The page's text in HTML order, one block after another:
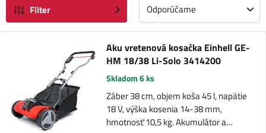
Filter Odporúčame
Aku vretenová kosačka Einhell GE-
HM 18/38 Li-Solo 3414200
Skladom 6 ks
Záber 38 cm, objem koša 45 l, napätie
18 V, výška kosenia 14-38 mm,
hmotnosť 10,5 kg. Akumulátor a…